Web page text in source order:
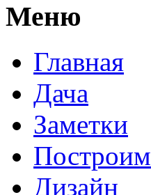
Меню
Главная
Дача
Заметки
Построим
Дизайн